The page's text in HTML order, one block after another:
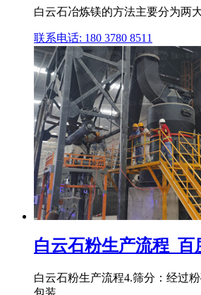
白云石冶炼镁的方法主要分为两
联系电话: 180 3780 8511
白云石粉生产流程_百
白云石粉生产流程4.筛分：经过
包装 .